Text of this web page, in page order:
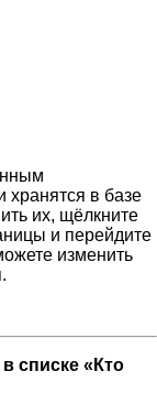
хранятся в базе
их, щёлкните
и перейдите
изменить
списке «Кто